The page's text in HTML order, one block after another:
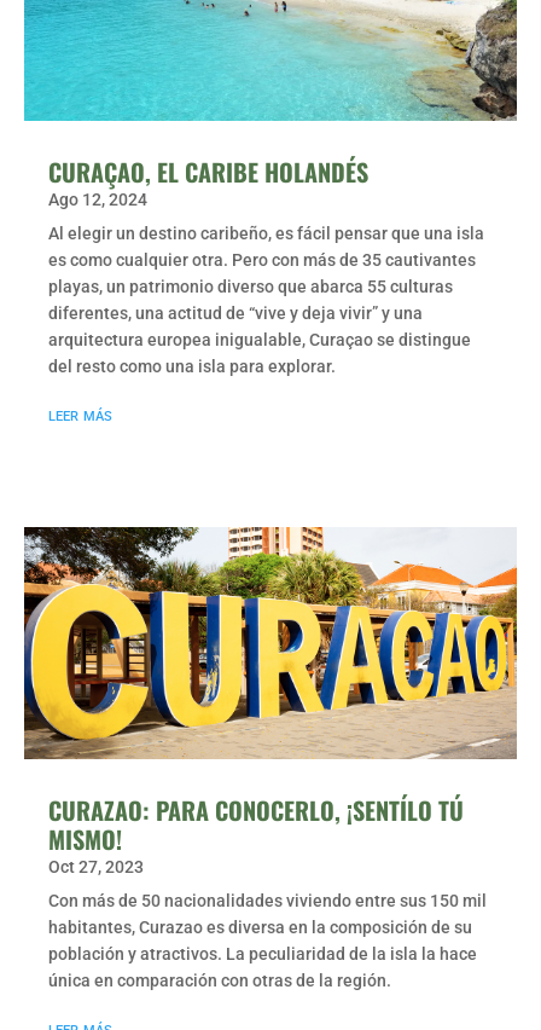
CURAÇAO, EL CARIBE HOLANDÉS
Ago 12, 2024
Al elegir un destino caribeño, es fácil pensar que una isla
es como cualquier otra. Pero con más de 35 cautivantes
playas, un patrimonio diverso que abarca 55 culturas
diferentes, una actitud de “vive y deja vivir” y una
arquitectura europea inigualable, Curaçao se distingue
del resto como una isla para explorar.
leer más
CURAZAO: PARA CONOCERLO, ¡SENTÍLO TÚ
MISMO!
Oct 27, 2023
Con más de 50 nacionalidades viviendo entre sus 150 mil
habitantes, Curazao es diversa en la composición de su
población y atractivos. La peculiaridad de la isla la hace
única en comparación con otras de la región.